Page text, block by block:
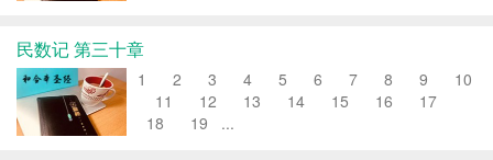
民数记 第三十章
1 2 3 4 5 6 7 8 9 10
11 12 13 14 15 16 17
18 19 ...